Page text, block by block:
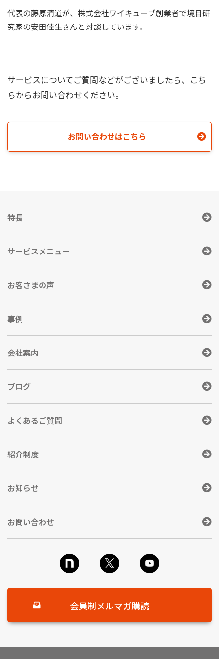
代表の藤原清道が、株式会社ワイキューブ創業者で境目研
究家の安田佳生さんと対談しています。
サービスについてご質問などがございましたら、こち
らからお問い合わせください。
お問い合わせはこちら
特長
サービスメニュー
お客さまの声
事例
会社案内
ブログ
よくあるご質問
紹介制度
お知らせ
お問い合わせ
会員制メルマガ購読